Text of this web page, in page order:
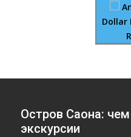
Dollar
Остров Саона:
экскурсии